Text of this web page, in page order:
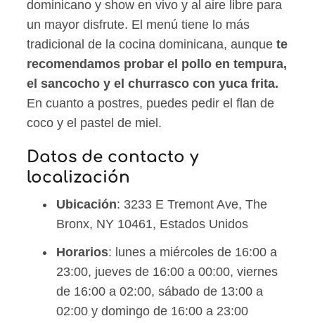
dominicano y show en vivo y al aire libre para
un mayor disfrute. El menú tiene lo más
tradicional de la cocina dominicana, aunquete
recomendamos probar el pollo en tempura,
el sancocho y el churrasco con yuca frita.
En cuanto a postres, puedes pedir el flan de
coco y el pastel de miel.
Datos de contacto y
localización
Ubicación: 3233 E Tremont Ave, The
Bronx, NY 10461, Estados Unidos
Horarios: lunes a miércoles de 16:00 a
23:00, jueves de 16:00 a 00:00, viernes
de 16:00 a 02:00, sábado de 13:00 a
02:00 y domingo de 16:00 a 23:00